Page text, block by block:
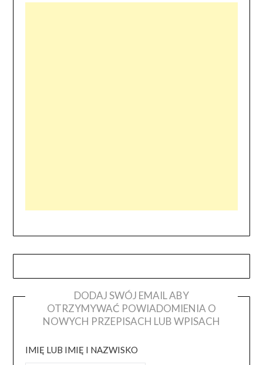
DODAJ SWÓJ EMAIL ABY
OTRZYMYWAĆ POWIADOMIENIA O
NOWYCH PRZEPISACH LUB WPISACH
IMIĘ LUB IMIĘ I NAZWISKO